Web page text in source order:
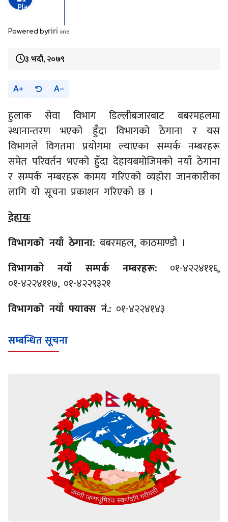
Powered byriri one
३ भदौ, २०७९
A A
हुलाक सेवा विभाग डिल्लीबजारबाट बबरमहलमा
स्थानान्तरण भएको हुँदा विभागको ठेगाना र यस
विभागले विगतमा प्रयोगमा ल्याएका सम्पर्क नम्बरहरू
समेत परिवर्तन भएको हुँदा देहायबमोजिमको नयाँ ठेगाना
र सम्पर्क नम्बरहरू कामय गरिएको व्यहोरा जानकारीका
लागि यो सूचना प्रकाशन गरिएको छ ।
देहायः
विभागको नयाँ ठेगाना: बबरमहल, काठमाण्डौ ।
विभागको नयाँ सम्पर्क नम्बरहरू: ०१-४२२४११६,
०१-४२२४११७, ०१-४२२९३२१
विभागको नयाँ फ्याक्स नं.: ०१-४२२४१४३
सम्बन्धित सूचना